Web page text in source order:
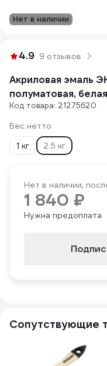
Нет в наличии
4.9 9 отзывов
Акриловая эмаль
полуматовая,
Код товара: 21275620
Вес нетто
1 кг
2.5 кг
Нет в наличии,
1 840 ₽
Нужна предоплата
Сопутствующие